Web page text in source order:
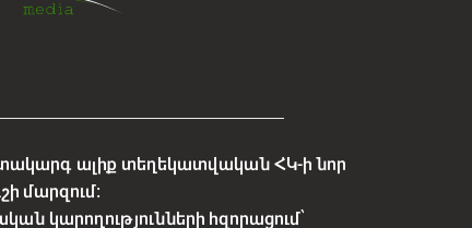
ալիք տեղեկատվական ՀԿ-ի նոր
մարզում:
կարողությունների հզորացում՝